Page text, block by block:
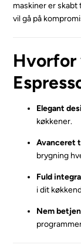
maskiner er
vil gå på
Hvorfor
Elegant
køkkener.
Avanceret
brygning
Fuld
i dit
Nem